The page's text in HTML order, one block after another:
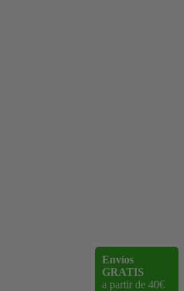
Envíos
GRATIS
a partir de 40€